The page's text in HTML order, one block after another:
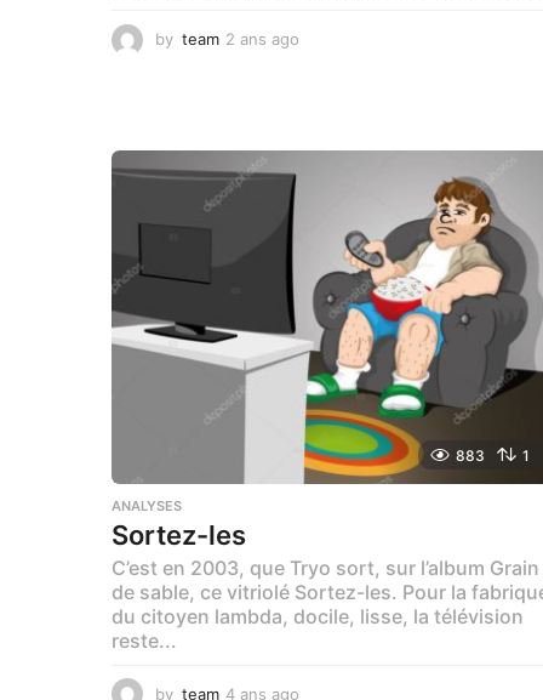
by team 2 ans ago
o
883 1
ANALYSES
Sortez-les
C’est en 2003, que Tryo sort, sur l’album Grain
de sable, ce vitriolé Sortez-les. Pour la
du citoyen lambda, docile, lisse, la télévision
reste...
by team 4 ans ago